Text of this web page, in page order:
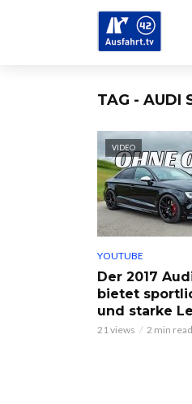
TAG - AUDI
VIDEO
YOUTUBE
Der 2017
bietet
und starke
21 views 2 min read